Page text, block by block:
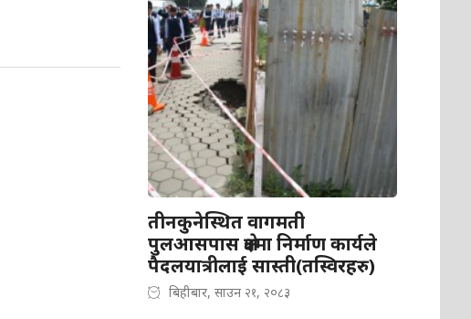
तीनकुनेस्थित वागमती
पुलआसपास क्षेत्रमा निर्माण कार्यले
पैदलयात्रीलाई सास्ती(तस्विरहरु)
बिहीबार, साउन २१, २०८३